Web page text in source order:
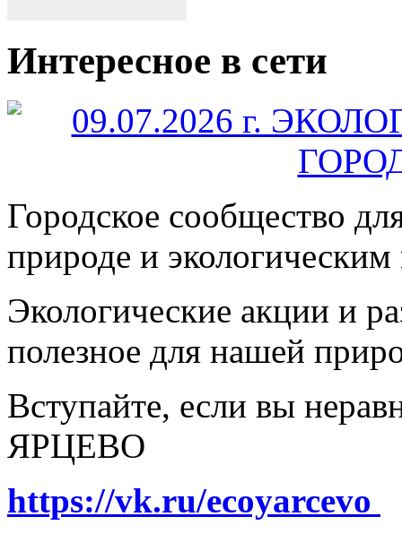
Интересное в сети
Городское сообщество
природе и
Экологические акции и
полезное для нашей
Вступайте, если вы
ЯРЦЕВО
https://vk.ru/ecoyarcevo